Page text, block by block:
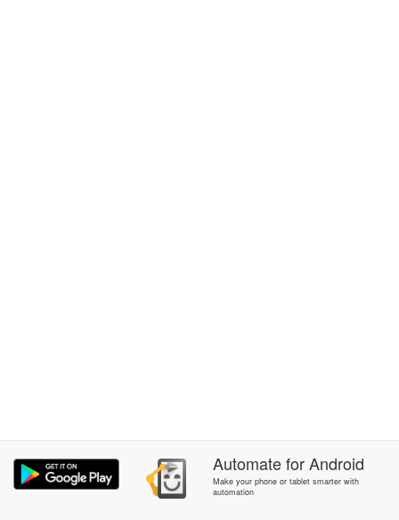
AutomateforAndroid
Make your phone or tablet smarter with
automation